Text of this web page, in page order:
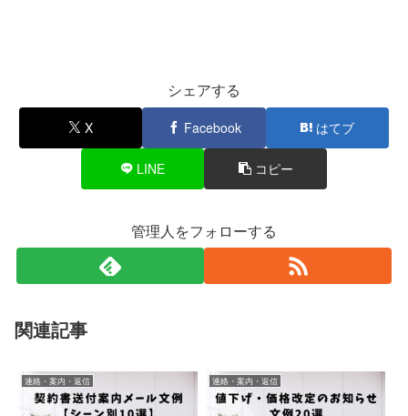
シェアする
X Facebook はてブ
LINE コピー
管理人をフォローする
関連記事
連絡・案内・返信 連絡・案内・返信